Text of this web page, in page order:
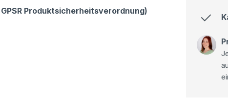
Produktsicherheitsverordnung)